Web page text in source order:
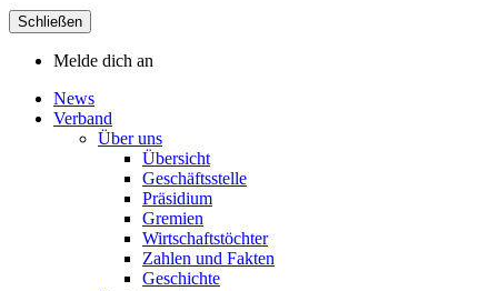
Schließen
Melde dich an
News
Verband
Über uns
Übersicht
Geschäftsstelle
Präsidium
Gremien
Wirtschaftstöchter
Zahlen und Fakten
Geschichte